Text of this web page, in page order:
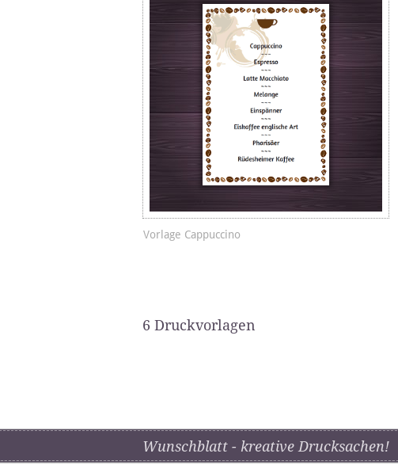
Vorlage Cappuccino
6 Druckvorlagen
Wunschblatt - kreative Drucksachen!